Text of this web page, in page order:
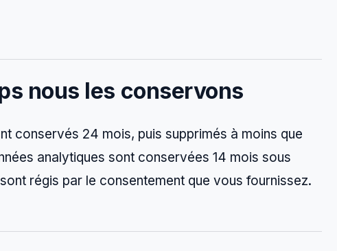
nous les conservons
conservés 24 mois, puis supprimés à moins que
analytiques sont conservées 14 mois sous
régis par le consentement que vous fournissez.